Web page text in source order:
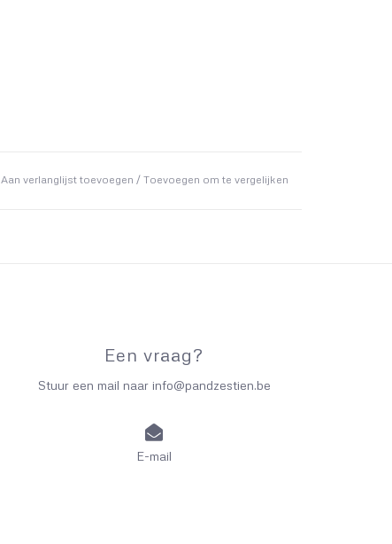
Aan verlanglijst toevoegen / Toevoegen om te vergelijken
Een vraag?
Stuur een mail naar info@pandzestien.be
E-mail